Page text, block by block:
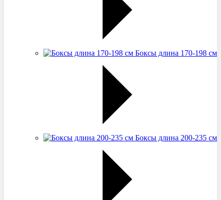
Боксы длина 170-198 см
Боксы длина 200-235 см